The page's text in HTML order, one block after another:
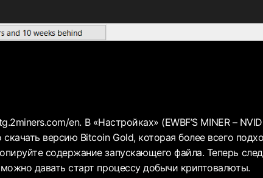
en. В «Настройках» (EWBF’S MINER –
скачать версию Bitcoin Gold, которая более всего
содержание запускающего файла. Теперь
давать старт процессу добычи криптовалюты.